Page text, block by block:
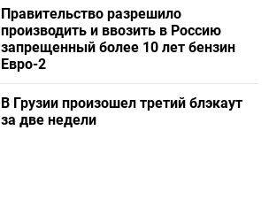
Правительство разрешило
производить и ввозить в Россию
запрещенный более 10 лет бензин
Евро-2
В Грузии произошел третий блэкаут
за две недели